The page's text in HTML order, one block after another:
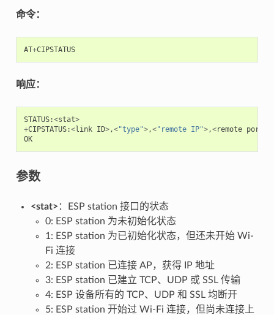
命令：
AT+CIPSTATUS
响应：
STATUS:<stat>
+CIPSTATUS:<link ID>,<"type">,<"remote IP">,<remote port
OK
参数
<stat> ：ESP station 接⼝的状态
0: ESP station 为未初始化状态
1: ESP station 为已初始化状态，但还未开始 Wi-
Fi 连接
2: ESP station 已连接 AP，获得 IP 地址
3: ESP station 已建立 TCP、UDP 或 SSL 传输
4: ESP 设备所有的 TCP、UDP 和 SSL 均断开
5: ESP station 开始过 Wi-Fi 连接，但尚未连接上